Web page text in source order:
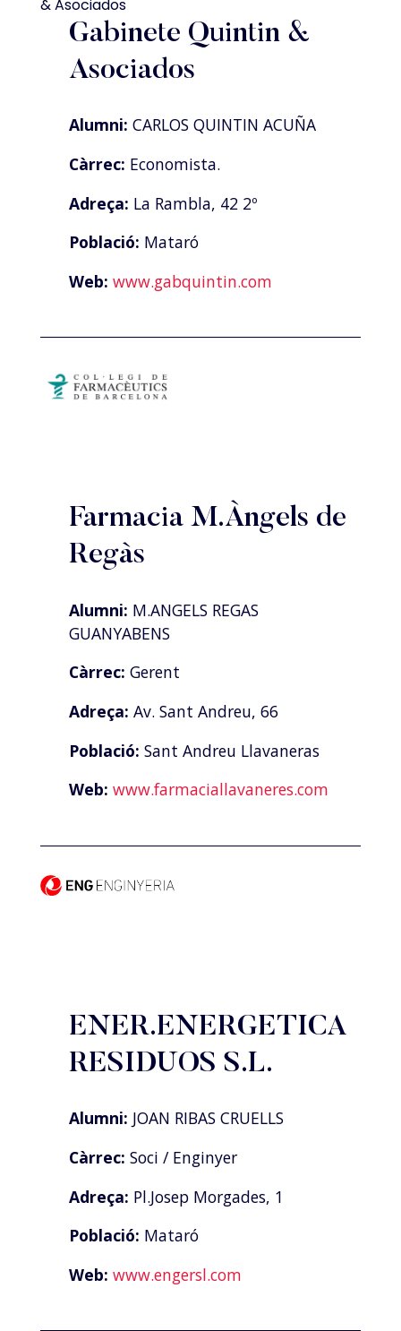
Gabinete Quintin &
Asociados
Alumni: CARLOS QUINTIN ACUÑA
Càrrec: Economista.
Adreça: La Rambla, 42 2º
Població: Mataró
Web: www.gabquintin.com
Farmacia M.Àngels de
Regàs
Alumni: M.ANGELS REGAS
GUANYABENS
Càrrec: Gerent
Adreça: Av. Sant Andreu, 66
Població: Sant Andreu Llavaneras
Web: www.farmaciallavaneres.com
ENER.ENERGETICA
RESIDUOS S.L.
Alumni: JOAN RIBAS CRUELLS
Càrrec: Soci / Enginyer
Adreça: Pl.Josep Morgades, 1
Població: Mataró
Web: www.engersl.com